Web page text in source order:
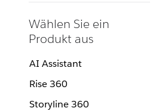
Wählen Sie ein
Produkt aus
AI Assistant
Rise 360
Storyline 360